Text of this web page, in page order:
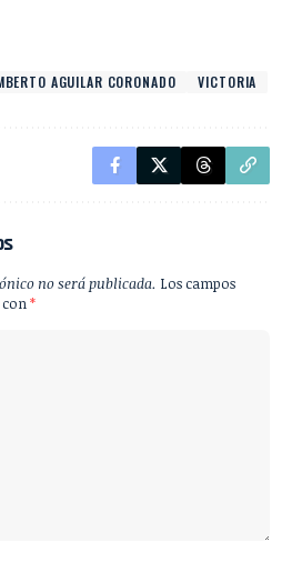
AGUILAR CORONADO VICTORIA
no será publicada. Los campos
*